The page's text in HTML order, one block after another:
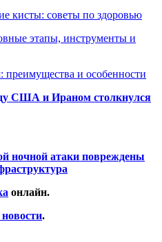
кисты: советы по здоровью
этапы, инструменты и
преимущества и особенности
США и Ираном столкнулся
ночной атаки повреждены
онлайн.
.